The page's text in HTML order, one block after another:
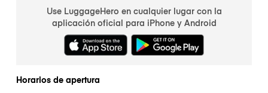
Use LuggageHero en cualquier lugar con la
aplicación oficial para iPhone y Android
Horarios de apertura